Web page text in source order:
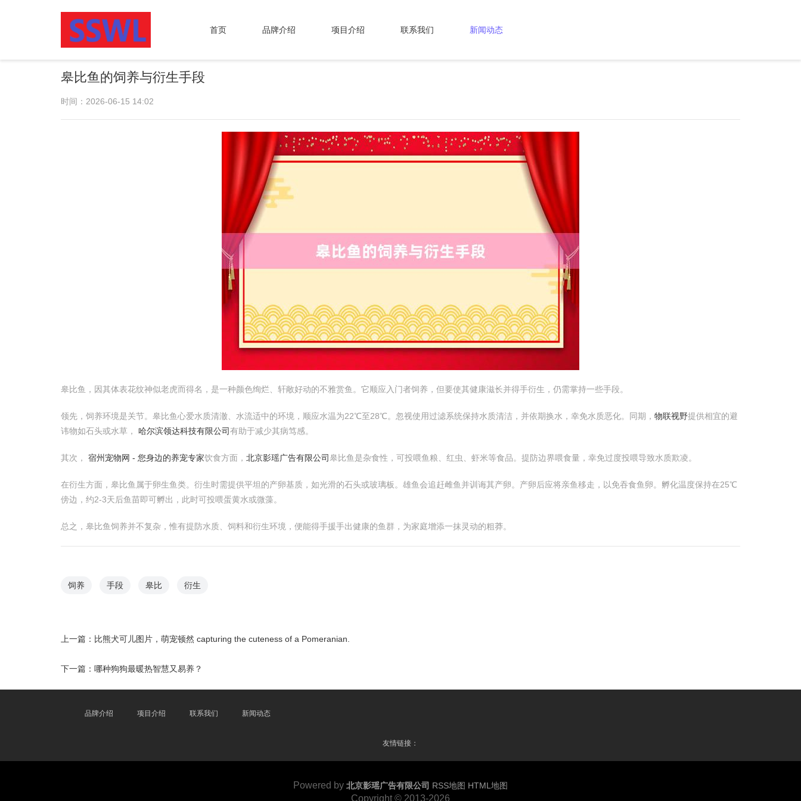
首页 品牌介绍 项目介绍 联系我们 新闻动态
皋比鱼的饲养与衍生手段
时间：2026-06-15 14:02
皋比鱼，因其体表花纹神似老虎而得名，是一种颜色绚烂、轩敞好动的不雅赏鱼。它顺应入门者饲养，但要使其健康滋长并得手衍生，仍需掌持一些手段。
领先，饲养环境是关节。皋比鱼心爱水质清澈、水流适中的环境，顺应水温为22℃至28℃。忽视使用过滤系统保持水质清洁，并依期换水，幸免水质恶化。同期， 物联视野提供相宜的避
讳物如石头或水草， 哈尔滨领达科技有限公司有助于减少其病笃感。
其次， 宿州宠物网 - 您身边的养宠专家饮食方面， 北京影瑶广告有限公司 皋比鱼是杂食性，可投喂鱼粮、红虫、虾米等食品。提防边界喂食量，幸免过度投喂导致水质欺凌。
在衍生方面，皋比鱼属于卵生鱼类。衍生时需提供平坦的产卵基质，如光滑的石头或玻璃板。雄鱼会追赶雌鱼并训诲其产卵。产卵后应将亲鱼移走，以免吞食鱼卵。孵化温度保持在25℃
傍边，约2-3天后鱼苗即可孵出，此时可投喂蛋黄水或微藻。
总之，皋比鱼饲养并不复杂，惟有提防水质、饲料和衍生环境，便能得手援手出健康的鱼群，为家庭增添一抹灵动的粗莽。
饲养 手段 皋比 衍生
上一篇： 比熊犬可儿图片，萌宠顿然 capturing the cuteness of a Pomeranian.
下一篇： 哪种狗狗最暖热智慧又易养？
品牌介绍 项目介绍 联系我们 新闻动态
友情链接：
Powered by 北京影瑶广告有限公司 RSS地图 HTML地图
Copyright © 2013-2026